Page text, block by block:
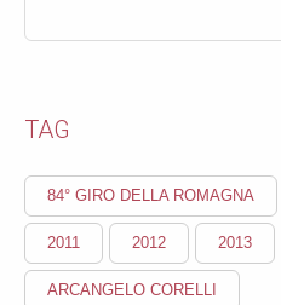
TAG
84° GIRO DELLA ROMAGNA
2011 2012 2013
ARCANGELO CORELLI